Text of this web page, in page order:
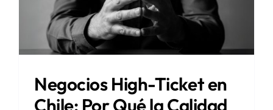
Negocios High-Ticket en